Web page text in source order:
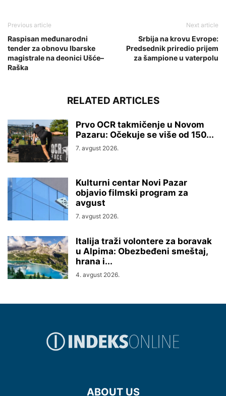
Previous article
Raspisan međunarodni
tender za obnovu Ibarske
magistrale na deonici Ušće–
Raška
Next article
Srbija na krovu Evrope:
Predsednik priredio prijem
za šampione u vaterpolu
RELATED ARTICLES
Prvo OCR takmičenje u Novom
Pazaru: Očekuje se više od 150...
7. avgust 2026.
Kulturni centar Novi Pazar
objavio filmski program za
avgust
7. avgust 2026.
Italija traži volontere za boravak
u Alpima: Obezbeđeni smeštaj,
hrana i...
4. avgust 2026.
ABOUT US